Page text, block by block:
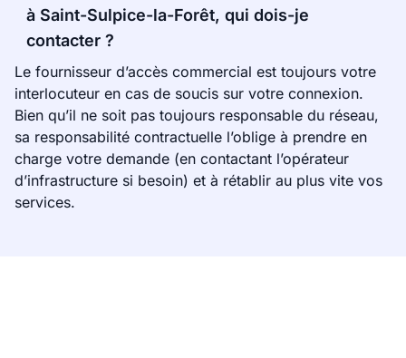
à Saint-Sulpice-la-Forêt, qui dois-je
contacter ?
Le fournisseur d’accès commercial est toujours votre
interlocuteur en cas de soucis sur votre connexion.
Bien qu’il ne soit pas toujours responsable du réseau,
sa responsabilité contractuelle l’oblige à prendre en
charge votre demande (en contactant l’opérateur
d’infrastructure si besoin) et à rétablir au plus vite vos
services.